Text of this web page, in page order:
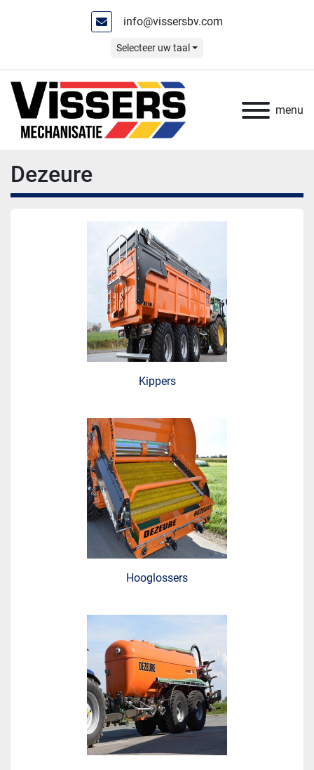
info@vissersbv.com
Selecteer uw taal
menu
Dezeure
Kippers
Hooglossers